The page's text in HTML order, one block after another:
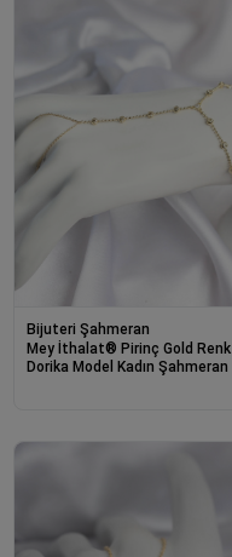
Bijuteri Şahmeran
Mey İthalat® Pirinç Gold Renk
Dorika Model Kadın Şahmeran